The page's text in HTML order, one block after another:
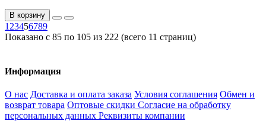
В корзину
123456789
Показано с 85 по 105 из 222 (всего 11 страниц)
Информация
О нас Доставка и оплата заказа Условия соглашения Обмен и
возврат товара Оптовые скидки Согласие на обработку
персональных данных Реквизиты компании